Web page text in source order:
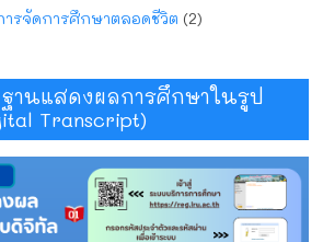
ารจัดการศึกษาตลอดชีวิต (2)
นแสดงผลการศึกษาในรูป
Transcript)